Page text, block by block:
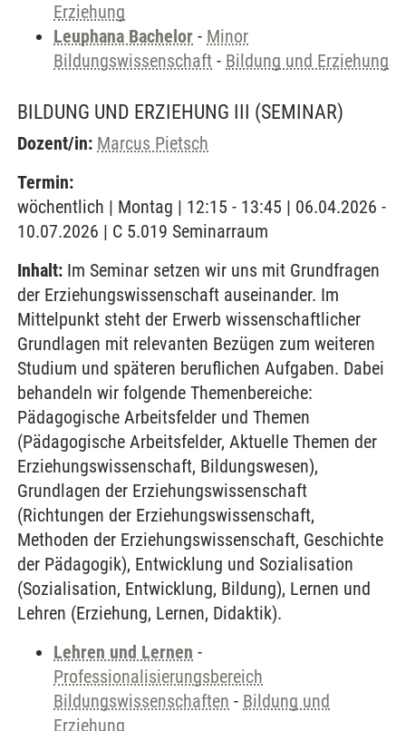
Erziehung
Leuphana Bachelor - Minor
Bildungswissenschaft - Bildung und Erziehung
BILDUNG UND ERZIEHUNG III (SEMINAR)
Dozent/in: Marcus Pietsch
Termin:
wöchentlich | Montag | 12:15 - 13:45 | 06.04.2026 -
10.07.2026 | C 5.019 Seminarraum
Inhalt: Im Seminar setzen wir uns mit Grundfragen
der Erziehungswissenschaft auseinander. Im
Mittelpunkt steht der Erwerb wissenschaftlicher
Grundlagen mit relevanten Bezügen zum weiteren
Studium und späteren beruflichen Aufgaben. Dabei
behandeln wir folgende Themenbereiche:
Pädagogische Arbeitsfelder und Themen
(Pädagogische Arbeitsfelder, Aktuelle Themen der
Erziehungswissenschaft, Bildungswesen),
Grundlagen der Erziehungswissenschaft
(Richtungen der Erziehungswissenschaft,
Methoden der Erziehungswissenschaft, Geschichte
der Pädagogik), Entwicklung und Sozialisation
(Sozialisation, Entwicklung, Bildung), Lernen und
Lehren (Erziehung, Lernen, Didaktik).
Lehren und Lernen -
Professionalisierungsbereich
Bildungswissenschaften - Bildung und
Erziehung